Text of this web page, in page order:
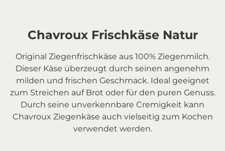
Chavroux Frischkäse Natur
Original Ziegenfrischkäse aus 100% Ziegenmilch.
Dieser Käse überzeugt durch seinen angenehm
milden und frischen Geschmack. Ideal geeignet
zum Streichen auf Brot oder für den puren Genuss.
Durch seine unverkennbare Cremigkeit kann
Chavroux Ziegenkäse auch vielseitig zum Kochen
verwendet werden.